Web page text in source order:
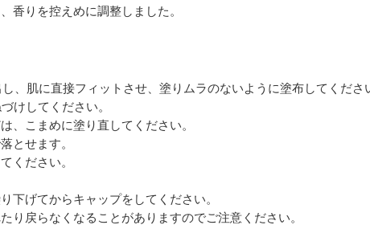
香りを控えめに調整しました。
、肌に直接フィットさせ、塗りムラのないように塗布してくださ
けしてください。
、こまめに塗り直してください。
とせます。
ください。
下げてからキャップをしてください。
り戻らなくなることがありますのでご注意ください。